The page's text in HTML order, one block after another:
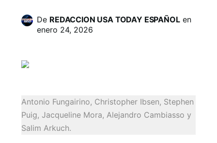
De REDACCION USA TODAY ESPAÑOLen
enero 24, 2026
Antonio Fungairino, Christopher Ibsen, Stephen
Puig, Jacqueline Mora, Alejandro Cambiasso y
Salim Arkuch.